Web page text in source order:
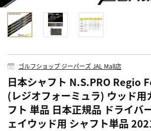
ゴルフショップ ジーパーズ JAL Mall店
日本シャフト N.S.PRO Regio
(レジオフォーミュラ) ウッド用
フト 単品 日本正規品 ドライバ
ェイウッド用 シャフト単品